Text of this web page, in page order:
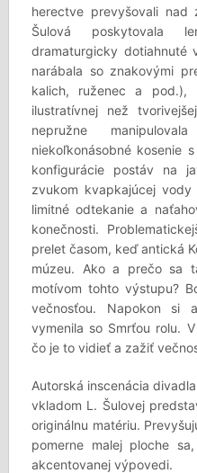
herectve prevyšovali nad
Šulová poskytovala
dramaturgicky dotiahnuté
narábala so znakovými
kalich, ruženec a
ilustratívnej než
nepružne
niekoľkonásobné kosenie
konfigurácie postáv na
zvukom kvapkajúcej
limitné odtekanie a
konečnosti.
prelet časom, keď antická
múzeu. Ako a prečo sa
motívom tohto výstupu?
večnosťou. Napokon si
vymenila so Smrťou rolu.
čo je to vidieť a zažiť
Autorská inscenácia
vkladom L. Šulovej
originálnu matériu.
pomerne malej ploche
akcentovanej výpovedi.